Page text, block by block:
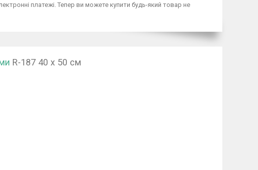
платежі. Тепер ви можете купити будь-який товар не
R-187 40 х 50 см